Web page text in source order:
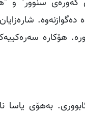
گەورەی سنوور" و
هۆکارە
بەهۆی یاسا